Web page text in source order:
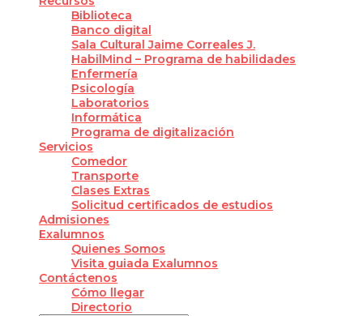
Biblioteca
Banco digital
Sala Cultural Jaime Correales J.
HabilMind – Programa de habilidades
Enfermería
Psicología
Laboratorios
Informática
Programa de digitalización
Servicios
Comedor
Transporte
Clases Extras
Solicitud certificados de estudios
Admisiones
Exalumnos
Quienes Somos
Visita guiada Exalumnos
Contáctenos
Cómo llegar
Directorio